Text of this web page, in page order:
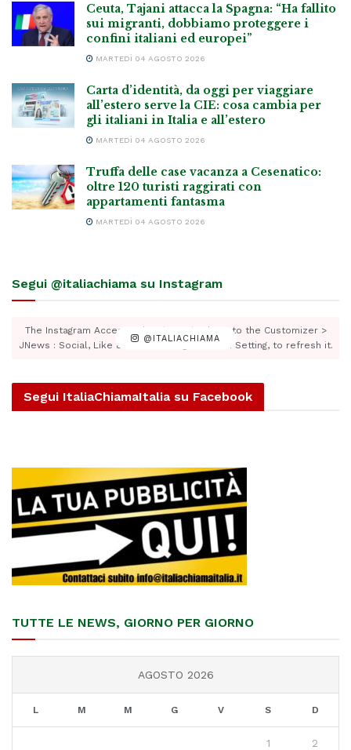
Ceuta, Tajani attacca la Spagna: “Ha fallito
sui migranti, dobbiamo proteggere i
confini italiani ed europei”
MARTEDÌ 04 AGOSTO 2026
Carta d’identità, da oggi per viaggiare
all’estero serve la CIE: cosa cambia per
gli italiani in Italia e all’estero
MARTEDÌ 04 AGOSTO 2026
Truffa delle case vacanza a Cesenatico:
oltre 120 turisti raggirati con
appartamenti fantasma
MARTEDÌ 04 AGOSTO 2026
Segui @italiachiama su Instagram
@ITALIACHIAMA
The Instagram Access Token is expired, Go to the Customizer >
JNews : Social, Like & View > Instagram Feed Setting, to refresh it.
Segui ItaliaChiamaItalia su Facebook
TUTTE LE NEWS, GIORNO PER GIORNO
AGOSTO 2026
L M M G V S D
1 2